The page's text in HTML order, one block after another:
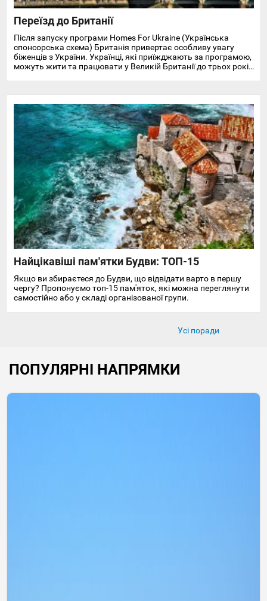
Переїзд до Британії
Після запуску програми Homes For Ukraine (Українська
спонсорська схема) Британія привертає особливу увагу
біженців з України. Українці, які приїжджають за програмою,
можуть жити та працювати у Великій Британії до трьох років
Найцікавіші пам'ятки Будви: ТОП-15
Якщо ви збираєтеся до Будви, що відвідати варто в першу
чергу? Пропонуємо топ-15 пам'яток, які можна переглянути
самостійно або у складі організованої групи.
Усі поради
ПОПУЛЯРНІ НАПРЯМКИ